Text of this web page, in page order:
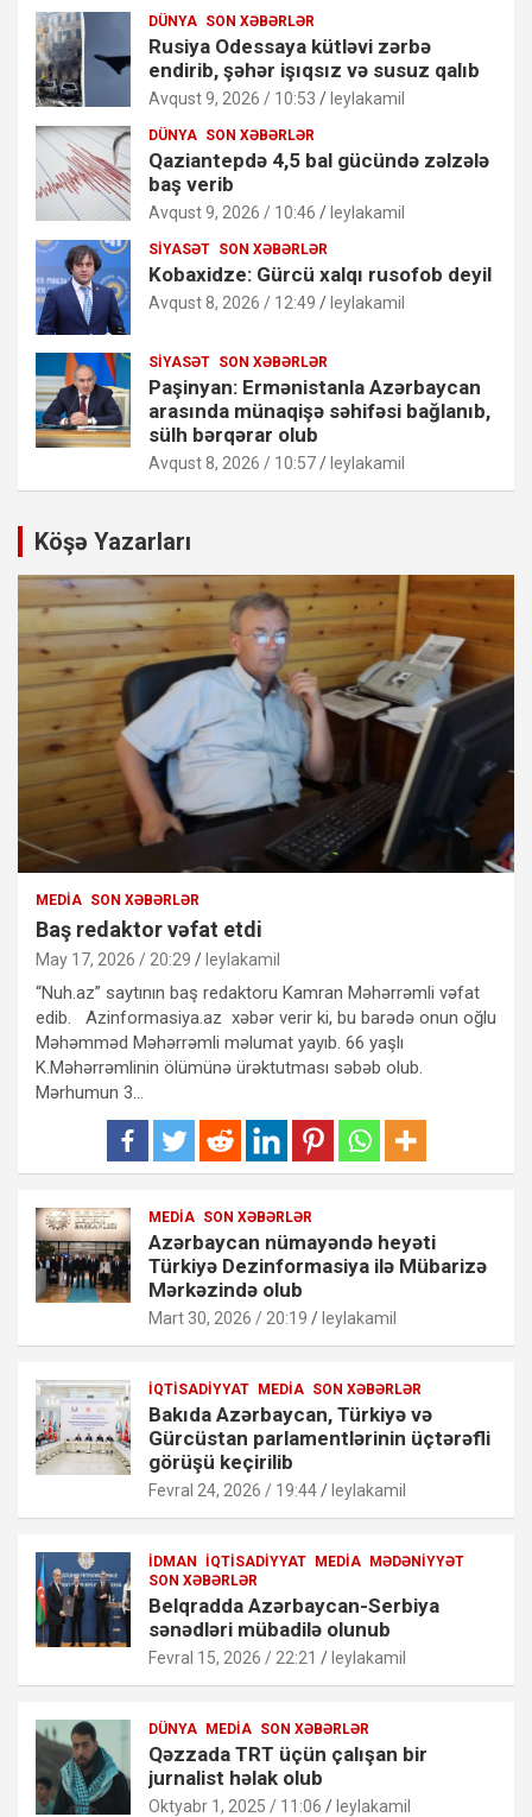
DÜNYA SON XƏBƏRLƏR
Rusiya Odessaya kütləvi zərbə
endirib, şəhər işıqsız və susuz qalıb
Avqust 9, 2026 / 10:53 leylakamil
DÜNYA SON XƏBƏRLƏR
Qaziantepdə 4,5 bal gücündə zəlzələ
baş verib
Avqust 9, 2026 / 10:46 leylakamil
SIYASƏT SON XƏBƏRLƏR
Kobaxidze: Gürcü xalqı rusofob deyil
Avqust 8, 2026 / 12:49 leylakamil
SIYASƏT SON XƏBƏRLƏR
Paşinyan: Ermənistanla Azərbaycan
arasında münaqişə səhifəsi bağlanıb,
sülh bərqərar olub
Avqust 8, 2026 / 10:57 leylakamil
Köşə Yazarları
MEDIA SON XƏBƏRLƏR
Baş redaktor vəfat etdi
May 17, 2026 / 20:29 leylakamil
“Nuh.az” saytının baş redaktoru Kamran Məhərrəmli vəfat
edib. Azinformasiya.az xəbər verir ki, bu barədə onun oğlu
Məhəmməd Məhərrəmli məlumat yayıb. 66 yaşlı
K.Məhərrəmlinin ölümünə ürəktutması səbəb olub.
Mərhumun 3…
MEDIA SON XƏBƏRLƏR
Azərbaycan nümayəndə heyəti
Türkiyə Dezinformasiya ilə Mübarizə
Mərkəzində olub
Mart 30, 2026 / 20:19 leylakamil
İQTISADIYYAT MEDIA SON XƏBƏRLƏR
Bakıda Azərbaycan, Türkiyə və
Gürcüstan parlamentlərinin üçtərəfli
görüşü keçirilib
Fevral 24, 2026 / 19:44 leylakamil
İDMAN İQTISADIYYAT MEDIA MƏDƏNIYYƏT
SON XƏBƏRLƏR
Belqradda Azərbaycan-Serbiya
sənədləri mübadilə olunub
Fevral 15, 2026 / 22:21 leylakamil
DÜNYA MEDIA SON XƏBƏRLƏR
Qəzzada TRT üçün çalışan bir
jurnalist həlak olub
Oktyabr 1, 2025 / 11:06 leylakamil